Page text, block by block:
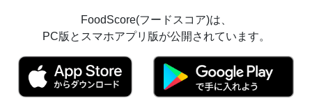
FoodScore(フードスコア)は、
PC版とスマホアプリ版が公開されています。